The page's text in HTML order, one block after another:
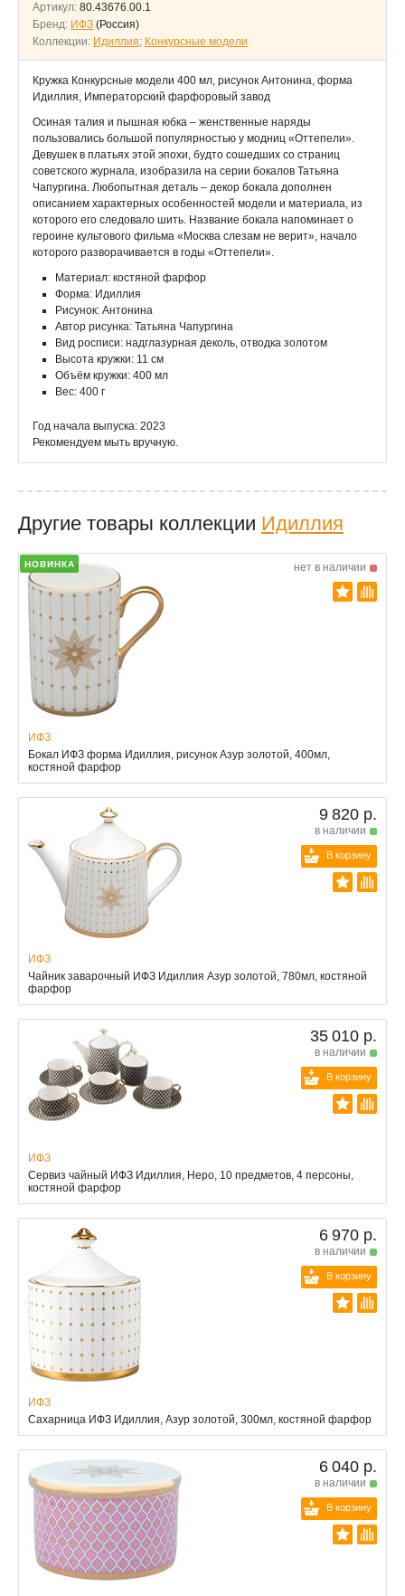
Артикул: 80.43676.00.1
Бренд: ИФЗ (Россия)
Коллекции: Идиллия; Конкурсные модели
Кружка Конкурсные модели 400 мл, рисунок Антонина, форма
Идиллия, Императорский фарфоровый завод
Осиная талия и пышная юбка – женственные наряды
пользовались большой популярностью у модниц «Оттепели».
Девушек в платьях этой эпохи, будто сошедших со страниц
советского журнала, изобразила на серии бокалов Татьяна
Чапургина. Любопытная деталь – декор бокала дополнен
описанием характерных особенностей модели и материала, из
которого его следовало шить. Название бокала напоминает о
героине культового фильма «Москва слезам не верит», начало
которого разворачивается в годы «Оттепели».
Материал: костяной фарфор
Форма: Идиллия
Рисунок: Антонина
Автор рисунка: Татьяна Чапургина
Вид росписи: надглазурная деколь, отводка золотом
Высота кружки: 11 см
Объём кружки: 400 мл
Вес: 400 г
Год начала выпуска: 2023
Рекомендуем мыть вручную.
Другие товары коллекции Идиллия
НОВИНКА нет в наличии
ИФЗ
Бокал ИФЗ форма Идиллия, рисунок Азур золотой, 400мл,
костяной фарфор
9 820 р.
в наличии
В корзину
ИФЗ
Чайник заварочный ИФЗ Идиллия Азур золотой, 780мл, костяной
фарфор
35 010 р.
в наличии
В корзину
ИФЗ
Сервиз чайный ИФЗ Идиллия, Неро, 10 предметов, 4 персоны,
костяной фарфор
6 970 р.
в наличии
В корзину
ИФЗ
Сахарница ИФЗ Идиллия, Азур золотой, 300мл, костяной фарфор
6 040 р.
в наличии
В корзину